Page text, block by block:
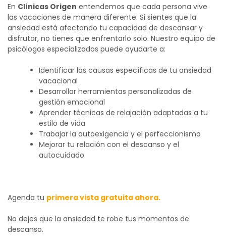
En Clínicas Origen entendemos que cada persona vive
las vacaciones de manera diferente. Si sientes que la
ansiedad está afectando tu capacidad de descansar y
disfrutar, no tienes que enfrentarlo solo. Nuestro equipo de
psicólogos especializados puede ayudarte a:
Identificar las causas específicas de tu ansiedad
vacacional
Desarrollar herramientas personalizadas de
gestión emocional
Aprender técnicas de relajación adaptadas a tu
estilo de vida
Trabajar la autoexigencia y el perfeccionismo
Mejorar tu relación con el descanso y el
autocuidado
Agenda tu primera vista gratuita ahora.
No dejes que la ansiedad te robe tus momentos de
descanso.